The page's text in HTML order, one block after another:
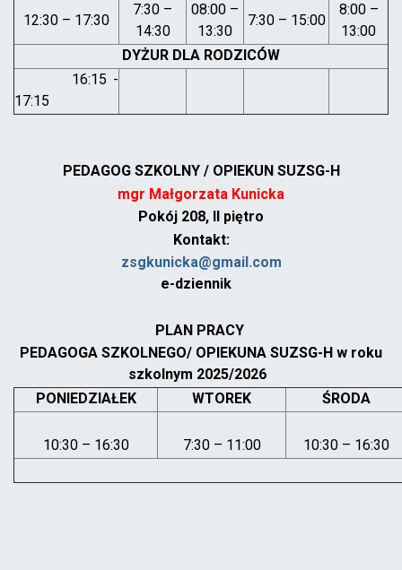
12:30 – 17:30
7:30 –
14:30
08:00 –
13:30
7:30 – 15:00
8:00 –
13:00
DYŻUR DLA RODZICÓW
16:15 -
17:15
PEDAGOG SZKOLNY / OPIEKUN SUZSG-H
mgr Małgorzata Kunicka
Pokój 208, II piętro
Kontakt:
zsgkunicka@gmail.com
e-dziennik
PLAN PRACY
PEDAGOGA SZKOLNEGO/ OPIEKUNA SUZSG-H w roku
szkolnym 2025/2026
PONIEDZIAŁEK
WTOREK ŚRODA
10:30 – 16:30 7:30 – 11:00 10:30 – 16:30